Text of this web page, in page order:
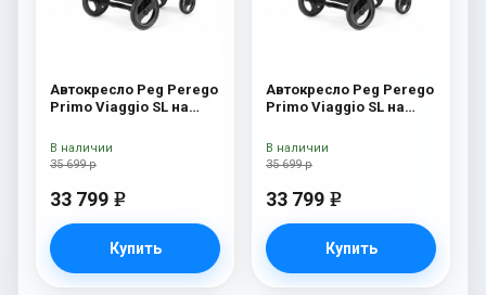
Автокресло Peg Perego
Primo Viaggio SL на
White/Black) Luxe Beige
35 699 р
33 799 e
Купить
В наличии
Автокресло Peg Perego
Primo Viaggio SL на
White/Black) Blue Denim
35 699 р
33 799 e
Купить
В наличии